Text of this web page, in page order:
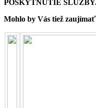
POSKYTNUTIE
Mohlo by Vás tiež